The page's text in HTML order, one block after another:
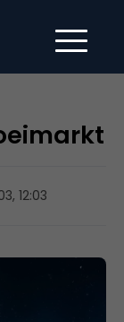
12:03